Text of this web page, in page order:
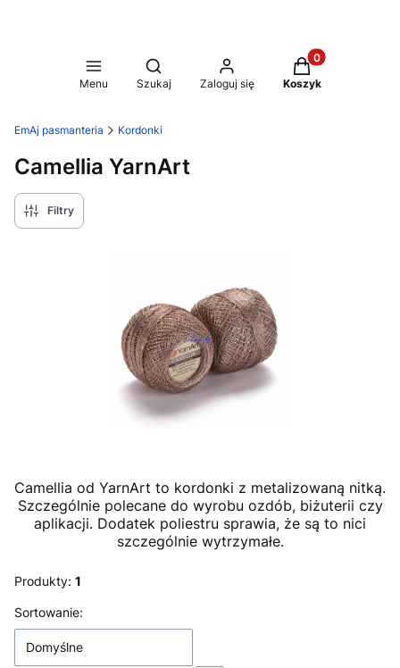
Menu
Otwórz wyszukiwarkę
Szukaj Zaloguj się
Produkty w
Koszyk
EmAj pasmanteria Kordonki
Camellia YarnArt
Filtry
Camellia od YarnArt to kordonki z metalizowaną nitką.
Szczególnie polecane do wyrobu ozdób, biżuterii czy
aplikacji. Dodatek poliestru sprawia, że są to nici
szczególnie wytrzymałe.
Produkty: 1
Lista produktów
Sortowanie:
Domyślne